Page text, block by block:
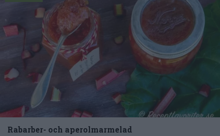
Rabarber- och aperolmarmelad